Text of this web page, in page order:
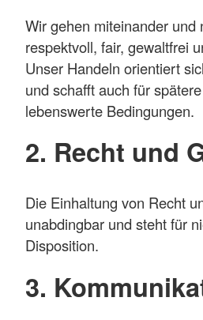
Wir gehen miteinander und
respektvoll, fair, gewaltfrei
Unser Handeln orientiert
und schafft auch für
lebenswerte Bedingungen.
2. Recht und
Die Einhaltung von Recht
unabdingbar und steht für
Disposition.
3.